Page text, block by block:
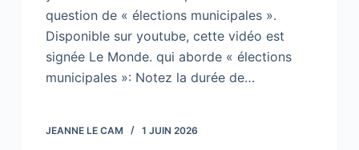
question de « élections municipales ».
Disponible sur youtube, cette vidéo est
signée Le Monde. qui aborde « élections
municipales »: Notez la durée de…
JEANNE LE CAM 1 JUIN 2026